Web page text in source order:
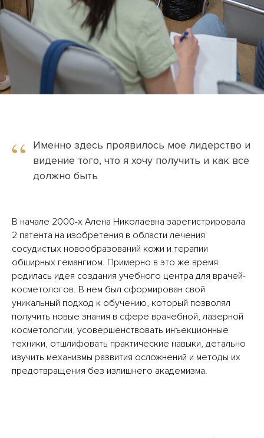
“
Именно здесь проявилось мое лидерство и
видение того, что я хочу получить и как все
должно быть
В начале 2000-х Алена Николаевна зарегистрировала
2 патента на изобретения в области лечения
сосудистых новообразований кожи и терапии
обширных гемангиом. Примерно в это же время
родилась идея создания учебного центра для врачей-
косметологов. В нем был сформирован свой
уникальный подход к обучению, который позволял
получить новые знания в сфере врачебной, лазерной
косметологии, усовершенствовать инъекционные
техники, отшлифовать практические навыки, детально
изучить механизмы развития осложнений и методы их
предотвращения без излишнего академизма.